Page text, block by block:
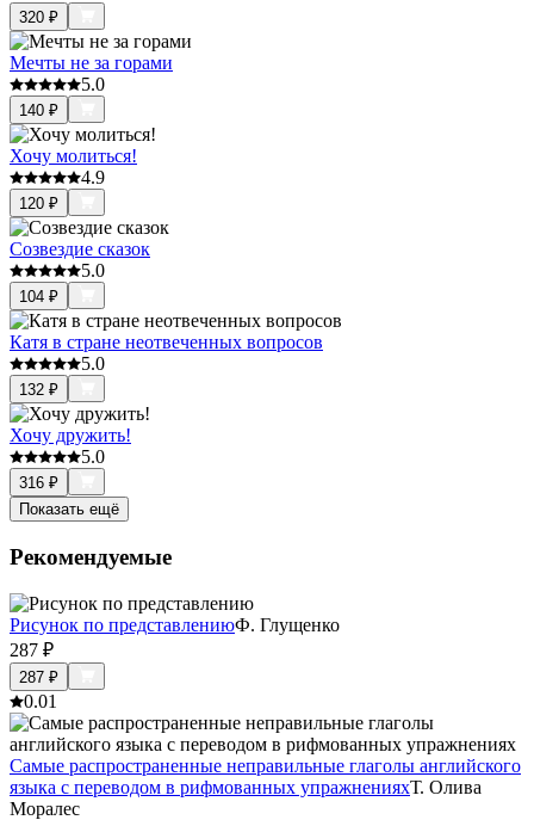
320 ₽
Мечты не за горами
5.0
140 ₽
Хочу молиться!
4.9
120 ₽
Созвездие сказок
5.0
104 ₽
Катя в стране неотвеченных вопросов
5.0
132 ₽
Хочу дружить!
5.0
316 ₽
Показать ещё
Рекомендуемые
Рисунок по представлениюФ. Глущенко
287 ₽
287 ₽
0.01
Самые распространенные неправильные глаголы английского
языка с переводом в рифмованных упражненияхТ. Олива
Моралес